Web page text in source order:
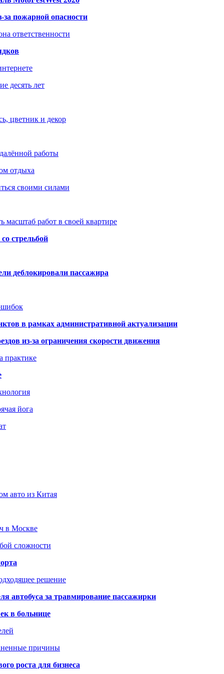
за пожарной опасности
ответственности
десять лет
цветник и декор
работы
отдыха
своими силами
масштаб работ в своей квартире
стрельбой
деблокировали пассажира
в рамках административной актуализации
из-за ограничения скорости движения
практике
йога
авто из Китая
в Москве
сложности
решение
автобуса за травмирование пассажирки
в больнице
причины
роста для бизнеса